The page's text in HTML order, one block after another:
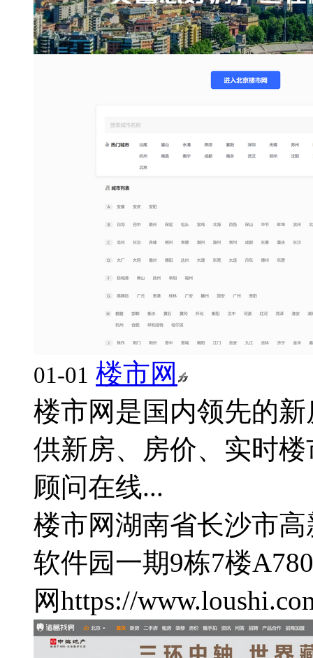
01-01 楼市网
楼市网是国内领先的
供新房、房价、实时
顾问在线...
楼市网湖南省长沙市
软件园一期9栋7楼
网https://